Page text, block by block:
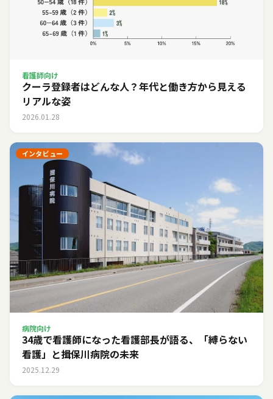
看護師向け
クーラ登録者はどんな人？年代と働き方から見える
リアルな姿
2026.01.28
インタビュー
病院向け
34歳で看護師になった看護部長が語る、「縛らない
看護」と揖保川病院の未来
2025.12.29